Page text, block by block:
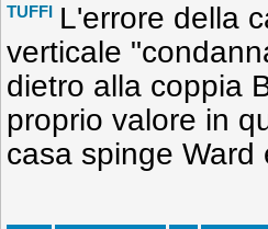
TUFFI L'errore della
verticale
dietro alla coppia
proprio valore in
casa spinge